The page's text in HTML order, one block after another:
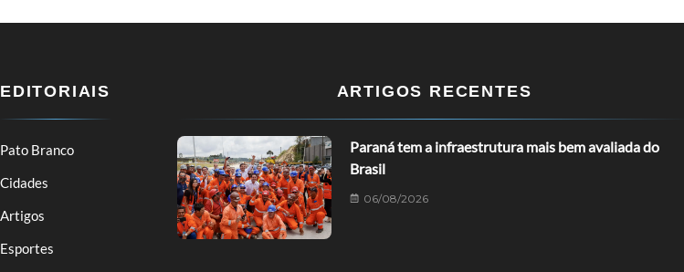
EDITORIAIS
Pato Branco
Cidades
Artigos
Esportes
ARTIGOS RECENTES
Paraná tem a infraestrutura mais bem avaliada do
Brasil
06/08/2026